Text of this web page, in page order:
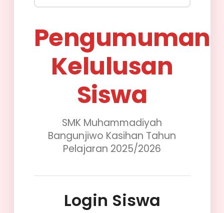
Pengumuman
Kelulusan
Siswa
SMK Muhammadiyah
Bangunjiwo Kasihan Tahun
Pelajaran 2025/2026
Login Siswa